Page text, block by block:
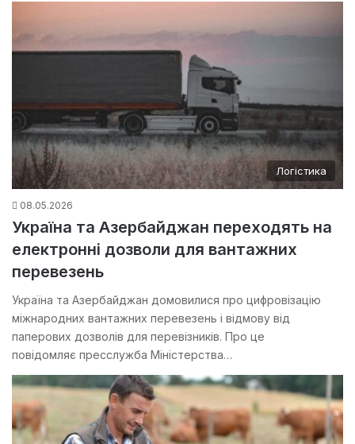
Логістика
08.05.2026
Україна та Азербайджан переходять на
електронні дозволи для вантажних
перевезень
Україна та Азербайджан домовилися про цифровізацію
міжнародних вантажних перевезень і відмову від
паперових дозволів для перевізників. Про це
повідомляє пресслужба Міністерства…